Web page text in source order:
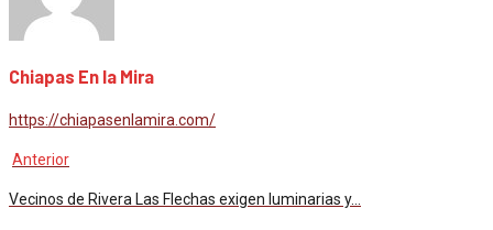
Chiapas En la Mira
https://chiapasenlamira.com/
Anterior
Vecinos de Rivera Las Flechas exigen luminarias y…